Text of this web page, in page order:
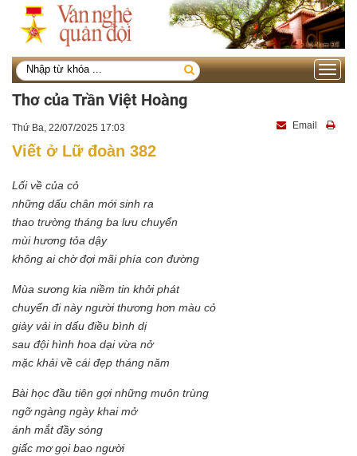
Toggle
Thơ của Trần Việt Hoàng
Thứ Ba, 22/07/2025 17:03 Email
Viết ở Lữ đoàn 382
Lối về của cỏ
những dấu chân mới sinh ra
thao trường tháng ba lưu chuyển
mùi hương tỏa dậy
không ai chờ đợi mãi phía con đường
Mùa sương kia niềm tin khởi phát
chuyến đi này người thương hơn màu cỏ
giày vải in dấu điều bình dị
sau đội hình hoa dại vừa nở
mặc khải về cái đẹp tháng năm
Bài học đầu tiên gợi những muôn trùng
ngỡ ngàng ngày khai mở
ánh mắt đầy sóng
giấc mơ gọi bao người